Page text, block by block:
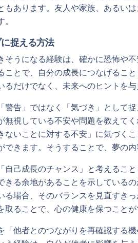
もあります。友人や家族、あるい
捉える方法
そうになる経験は、確かに恐怖や
ことで、自分の成長につなげるこ
るだけでなく、未来へのヒントを
警告」ではなく「気づき」として
無視している不安や問題を教えて
ないことに対する不安」に気づく
できます。そうすることで、夢の
自己成長のチャンス」と考えるこ
きる余地があることを示している
る場合、そのバランスを見直すき
取ることで、心の健康を保つことが
「他者とのつながりを再確認する